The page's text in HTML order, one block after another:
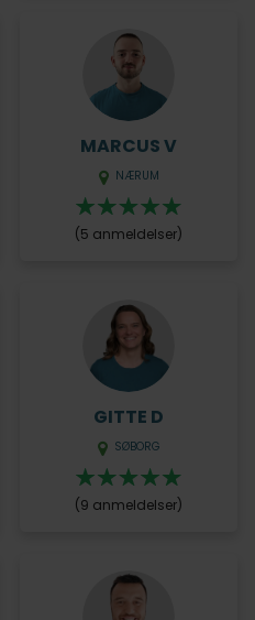
MARCUS V
NÆRUM
(5 anmeldelser)
GITTE D
SØBORG
(9 anmeldelser)